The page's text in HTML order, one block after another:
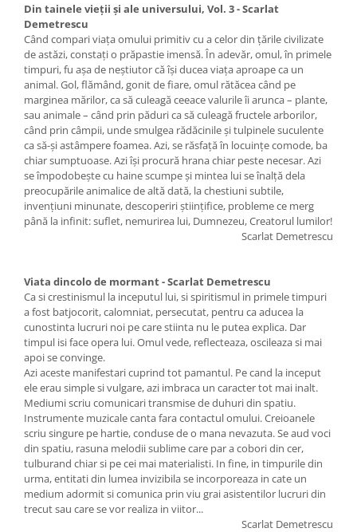
Din tainele vieții și ale universului, Vol. 3 - Scarlat
Demetrescu
Când compari viața omului primitiv cu a celor din țările civilizate
de astăzi, constați o prăpastie imensă. În adevăr, omul, în primele
timpuri, fu așa de neștiutor că își ducea viața aproape ca un
animal. Gol, flămând, gonit de fiare, omul rătăcea când pe
marginea mărilor, ca să culeagă ceeace valurile îi arunca – plante,
sau animale – când prin păduri ca să culeagă fructele arborilor,
când prin câmpii, unde smulgea rădăcinile și tulpinele suculente
ca să-și astâmpere foamea. Azi, se răsfață în locuințe comode, ba
chiar sumptuoase. Azi își procură hrana chiar peste necesar. Azi
se împodobește cu haine scumpe și mintea lui se înalță dela
preocupările animalice de altă dată, la chestiuni subtile,
invențiuni minunate, descoperiri științifice, probleme ce merg
până la infinit: suflet, nemurirea lui, Dumnezeu, Creatorul lumilor!
Scarlat Demetrescu
Viata dincolo de mormant - Scarlat Demetrescu
Ca si crestinismul la inceputul lui, si spiritismul in primele timpuri
a fost batjocorit, calomniat, persecutat, pentru ca aducea la
cunostinta lucruri noi pe care stiinta nu le putea explica. Dar
timpul isi face opera lui. Omul vede, reflecteaza, oscileaza si mai
apoi se convinge.
Azi aceste manifestari cuprind tot pamantul. Pe cand la inceput
ele erau simple si vulgare, azi imbraca un caracter tot mai inalt.
Mediumi scriu comunicari transmise de duhuri din spatiu.
Instrumente muzicale canta fara contactul omului. Creioanele
scriu singure pe hartie, conduse de o mana nevazuta. Se aud voci
din spatiu, rasuna melodii sublime care par a cobori din cer,
tulburand chiar si pe cei mai materialisti. In fine, in timpurile din
urma, entitati din lumea invizibila se incorporeaza in cate un
medium adormit si comunica prin viu grai asistentilor lucruri din
trecut sau care se vor realiza in viitor...
Scarlat Demetrescu